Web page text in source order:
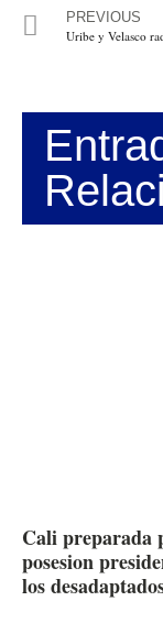
PREVIOUS
Cali preparada
posesion
los